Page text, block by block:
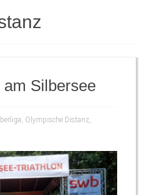
Silbersee
Olympische Distanz